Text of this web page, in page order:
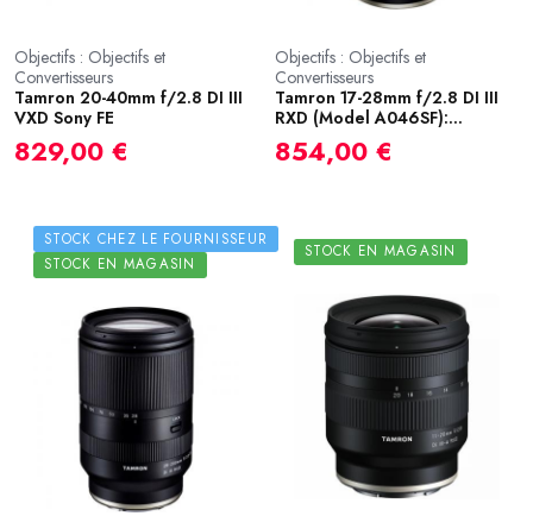
Objectifs : Objectifs et
Convertisseurs
Tamron 20-40mm f/2.8 DI III
VXD Sony FE
829,00 €
Objectifs : Objectifs et
Convertisseurs
Tamron 17-28mm f/2.8 DI III
RXD (Model A046SF):...
854,00 €
STOCK CHEZ LE FOURNISSEUR
STOCK EN MAGASIN
STOCK EN MAGASIN